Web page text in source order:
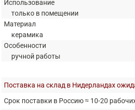
Использование
только в помещении
Материал
керамика
Особенности
ручной работы
Поставка на склад в Нидерландах
Срок поставки в Россию ≈ 10-20